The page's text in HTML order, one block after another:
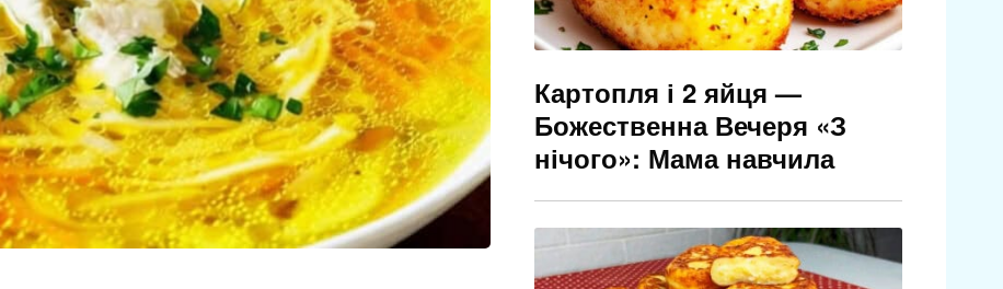
Картопля і 2 яйця —
Божественна Вечеря «З
нічого»: Мама навчила